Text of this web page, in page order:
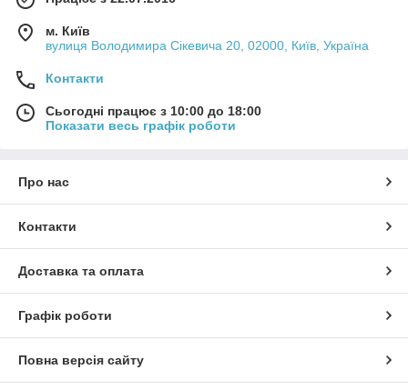
м. Київ
вулиця Володимира Сікевича 20, 02000, Київ, Україна
Контакти
Сьогодні працює з 10:00 до 18:00
Показати весь графік роботи
Про нас
Контакти
Доставка та оплата
Графік роботи
Повна версія сайту